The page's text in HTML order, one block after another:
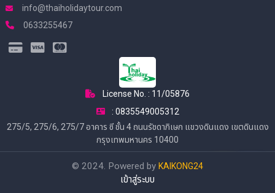
info@thaiholidaytour.com
0633255467
License No. : 11/05876
: 0835549005312
275/5, 275/6, 275/7 อาคาร ซี ชั้น 4 ถนนรัชดาภิเษก แขวงดินแดง เขตดินแดง
กรุงเทพมหานคร 10400
© 2024. Powered by KAIKONG24
เข้าสู่ระบบ